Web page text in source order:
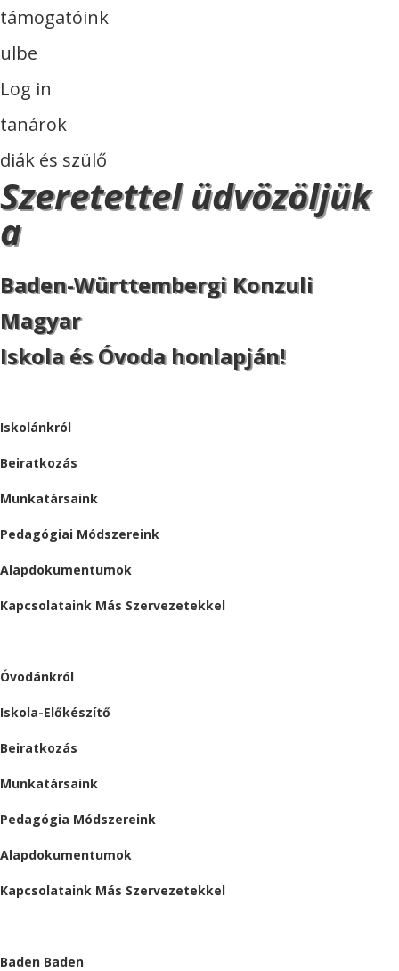
támogatóink
ulbe
Log in
tanárok
diák és szülő
Szeretettel üdvözöljük
a
Baden-Württembergi Konzuli
Magyar
Iskola és Óvoda honlapján!
Iskolánkról
Beiratkozás
Munkatársaink
Pedagógiai Módszereink
Alapdokumentumok
Kapcsolataink Más Szervezetekkel
Óvodánkról
Iskola-Előkészítő
Beiratkozás
Munkatársaink
Pedagógia Módszereink
Alapdokumentumok
Kapcsolataink Más Szervezetekkel
Baden Baden